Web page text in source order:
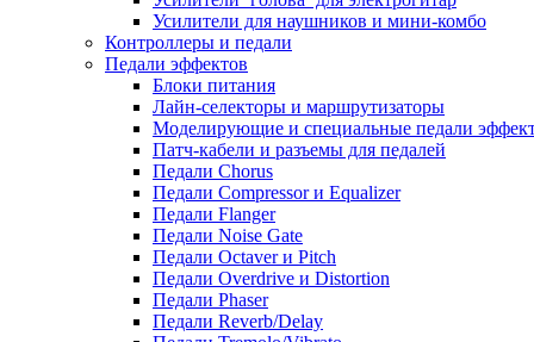
Усилители для наушников и мини-комбо
Контроллеры и педали
Педали эффектов
Блоки питания
Лайн-селекторы и маршрутизаторы
Моделирующие и специальные педали
Патч-кабели и разъемы для педалей
Педали Chorus
Педали Compressor и Equalizer
Педали Flanger
Педали Noise Gate
Педали Octaver и Pitch
Педали Overdrive и Distortion
Педали Phaser
Педали Reverb/Delay